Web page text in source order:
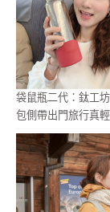
袋鼠瓶二代：鈦工
包側帶出門旅行真